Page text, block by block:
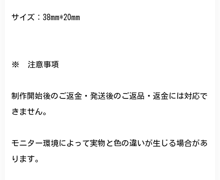
サイズ：38mm*20mm
※ 注意事項
制作開始後のご返金・発送後のご返品・返金には対応で
きません。
モニター環境によって実物と色の違いが生じる場合があ
ります。